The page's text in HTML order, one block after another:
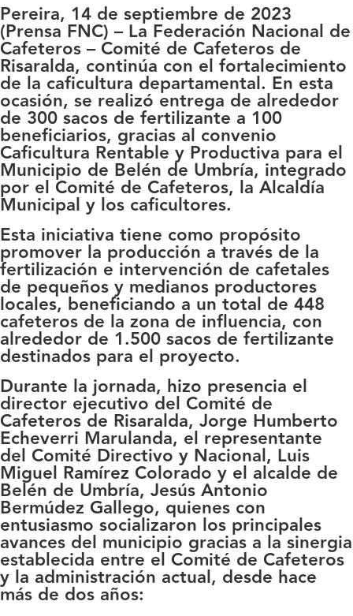
Pereira, 14 de septiembre de 2023
(Prensa FNC) – La Federación Nacional de
Cafeteros – Comité de Cafeteros de
Risaralda, continúa con el fortalecimiento
de la caficultura departamental. En esta
ocasión, se realizó entrega de alrededor
de 300 sacos de fertilizante a 100
beneficiarios, gracias al convenio
Caficultura Rentable y Productiva para el
Municipio de Belén de Umbría, integrado
por el Comité de Cafeteros, la Alcaldía
Municipal y los caficultores.
Esta iniciativa tiene como propósito
promover la producción a través de la
fertilización e intervención de cafetales
de pequeños y medianos productores
locales, beneficiando a un total de 448
cafeteros de la zona de influencia, con
alrededor de 1.500 sacos de fertilizante
destinados para el proyecto.
Durante la jornada, hizo presencia el
director ejecutivo del Comité de
Cafeteros de Risaralda, Jorge Humberto
Echeverri Marulanda, el representante
del Comité Directivo y Nacional, Luis
Miguel Ramírez Colorado y el alcalde de
Belén de Umbría, Jesús Antonio
Bermúdez Gallego, quienes con
entusiasmo socializaron los principales
avances del municipio gracias a la sinergia
establecida entre el Comité de Cafeteros
y la administración actual, desde hace
más de dos años: